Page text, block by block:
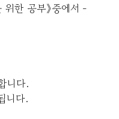
위한 공부》중에서 -
니다.
니다.